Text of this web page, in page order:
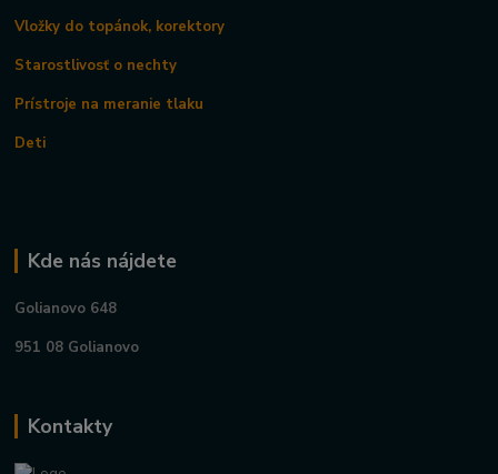
Vložky do topánok, korektory
Starostlivosť o nechty
Prístroje na meranie tlaku
Deti
Kde nás nájdete
Golianovo 648
951 08 Golianovo
Kontakty